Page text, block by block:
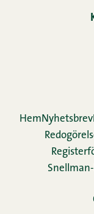
HemNyhetsbrev